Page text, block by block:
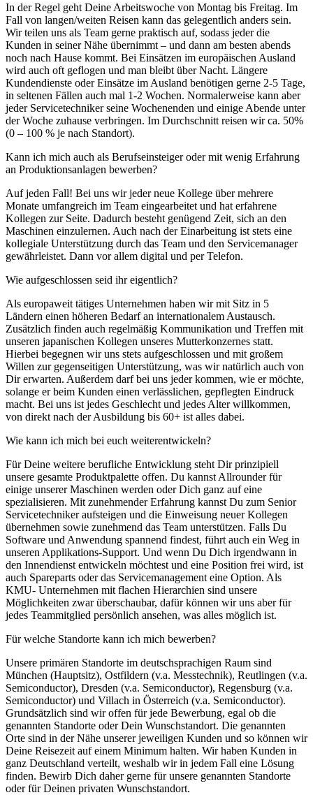
In der Regel geht Deine Arbeitswoche von Montag bis Freitag. Im
Fall von langen/weiten Reisen kann das gelegentlich anders sein.
Wir teilen uns als Team gerne praktisch auf, sodass jeder die
Kunden in seiner Nähe übernimmt – und dann am besten abends
noch nach Hause kommt. Bei Einsätzen im europäischen Ausland
wird auch oft geflogen und man bleibt über Nacht. Längere
Kundendienste oder Einsätze im Ausland benötigen gerne 2-5 Tage,
in seltenen Fällen auch mal 1-2 Wochen. Normalerweise kann aber
jeder Servicetechniker seine Wochenenden und einige Abende unter
der Woche zuhause verbringen. Im Durchschnitt reisen wir ca. 50%
(0 – 100 % je nach Standort).
Kann ich mich auch als Berufseinsteiger oder mit wenig Erfahrung
an Produktionsanlagen bewerben?
Auf jeden Fall! Bei uns wir jeder neue Kollege über mehrere
Monate umfangreich im Team eingearbeitet und hat erfahrene
Kollegen zur Seite. Dadurch besteht genügend Zeit, sich an den
Maschinen einzulernen. Auch nach der Einarbeitung ist stets eine
kollegiale Unterstützung durch das Team und den Servicemanager
gewährleistet. Dann vor allem digital und per Telefon.
Wie aufgeschlossen seid ihr eigentlich?
Als europaweit tätiges Unternehmen haben wir mit Sitz in 5
Ländern einen höheren Bedarf an internationalem Austausch.
Zusätzlich finden auch regelmäßig Kommunikation und Treffen mit
unseren japanischen Kollegen unseres Mutterkonzernes statt.
Hierbei begegnen wir uns stets aufgeschlossen und mit großem
Willen zur gegenseitigen Unterstützung, was wir natürlich auch von
Dir erwarten. Außerdem darf bei uns jeder kommen, wie er möchte,
solange er beim Kunden einen verlässlichen, gepflegten Eindruck
macht. Bei uns ist jedes Geschlecht und jedes Alter willkommen,
von direkt nach der Ausbildung bis 60+ ist alles dabei.
Wie kann ich mich bei euch weiterentwickeln?
Für Deine weitere berufliche Entwicklung steht Dir prinzipiell
unsere gesamte Produktpalette offen. Du kannst Allrounder für
einige unserer Maschinen werden oder Dich ganz auf eine
spezialisieren. Mit zunehmender Erfahrung kannst Du zum Senior
Servicetechniker aufsteigen und die Einweisung neuer Kollegen
übernehmen sowie zunehmend das Team unterstützen. Falls Du
Software und Anwendung spannend findest, führt auch ein Weg in
unseren Applikations-Support. Und wenn Du Dich irgendwann in
den Innendienst entwickeln möchtest und eine Position frei wird, ist
auch Spareparts oder das Servicemanagement eine Option. Als
KMU- Unternehmen mit flachen Hierarchien sind unsere
Möglichkeiten zwar überschaubar, dafür können wir uns aber für
jedes Teammitglied persönlich ansehen, was alles möglich ist.
Für welche Standorte kann ich mich bewerben?
Unsere primären Standorte im deutschsprachigen Raum sind
München (Hauptsitz), Ostfildern (v.a. Messtechnik), Reutlingen (v.a.
Semiconductor), Dresden (v.a. Semiconductor), Regensburg (v.a.
Semiconductor) und Villach in Österreich (v.a. Semiconductor).
Grundsätzlich sind wir offen für jede Bewerbung, egal ob die
genannten Standorte oder Dein Wunschstandort. Die genannten
Orte sind in der Nähe unserer jeweiligen Kunden und so können wir
Deine Reisezeit auf einem Minimum halten. Wir haben Kunden in
ganz Deutschland verteilt, weshalb wir in jedem Fall eine Lösung
finden. Bewirb Dich daher gerne für unsere genannten Standorte
oder für Deinen privaten Wunschstandort.